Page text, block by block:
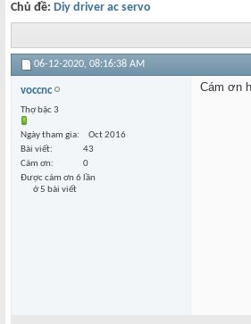
Chủ đề: Diy driver ac servo
06-12-2020, 08:16:38 AM
voccnc
Thợ bậc 3
Ngày tham gia
Oct 2016
Bài viết
43
Cám ơn
0
Được cám ơn 6 lần
ở 5 bài viết
Cám ơn